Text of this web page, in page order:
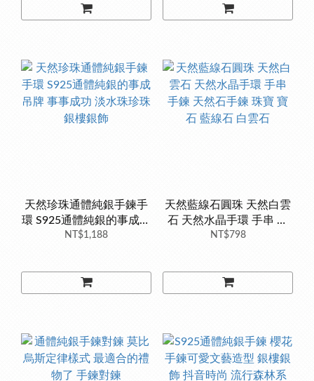
天然珍珠通體純銀手鍊手
環 S925通體純銀的事成吊
牌 事事成功 淡水珠珍珠
NT$1,188
天然藍線石圓珠 天然白雲
石 天然水晶手環 手串 手
NT$798